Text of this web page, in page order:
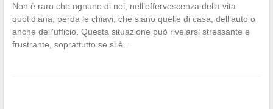
Non è raro che ognuno di noi, nell’effervescenza della vita
quotidiana, perda le chiavi, che siano quelle di casa, dell’auto o
anche dell’ufficio. Questa situazione può rivelarsi stressante e
frustrante, soprattutto se si è…